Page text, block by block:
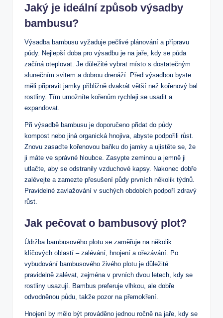
Jaký je ideální způsob výsadby
bambusu?
Výsadba bambusu vyžaduje pečlivé plánování a přípravu
půdy. Nejlepší doba pro výsadbu je na jaře, kdy se půda
začíná oteplovat. Je důležité vybrat místo s dostatečným
slunečním svitem a dobrou drenáží. Před výsadbou byste
měli připravit jamky přibližně dvakrát větší než kořenový bal
rostliny. Tím umožníte kořenům rychleji se usadit a
expandovat.
Při výsadbě bambusu je doporučeno přidat do půdy
kompost nebo jiná organická hnojiva, abyste podpořili růst.
Znovu zasaďte kořenovou baňku do jamky a ujistěte se, že
ji máte ve správné hloubce. Zasypte zeminou a jemně ji
utlačte, aby se odstranily vzduchové kapsy. Nakonec dobře
zalévejte a zamezte přesušení půdy prvních několik týdnů.
Pravidelné zavlažování v suchých obdobích podpoří zdravý
růst.
Jak pečovat o bambusový plot?
Údržba bambusového plotu se zaměřuje na několik
klíčových oblastí – zalévání, hnojení a ořezávání. Po
vybudování bambusového živého plotu je důležité
pravidelně zalévat, zejména v prvních dvou letech, kdy se
rostliny usazují. Bambus preferuje vlhkou, ale dobře
odvodněnou půdu, takže pozor na přemokření.
Hnojení by mělo být prováděno jednou ročně na jaře, kdy se